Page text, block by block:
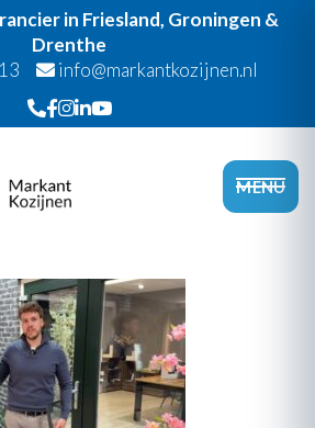
in Friesland, Groningen &
Drenthe
info@markantkozijnen.nl
MENU